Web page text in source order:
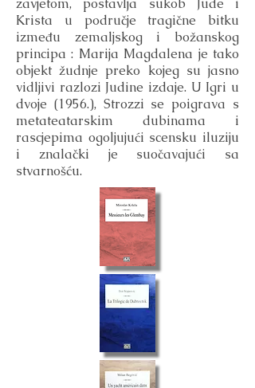
zavjetom, postavlja sukob Jude i
Krista u područje tragične bitku
između zemaljskog i božanskog
principa : Marija Magdalena je tako
objekt žudnje preko kojeg su jasno
vidljivi razlozi Judine izdaje. U Igri u
dvoje (1956.), Strozzi se poigrava s
metateatarskim dubinama i
rascjepima ogoljujući scensku iluziju
i znalački je suočavajući sa
stvarnošću.